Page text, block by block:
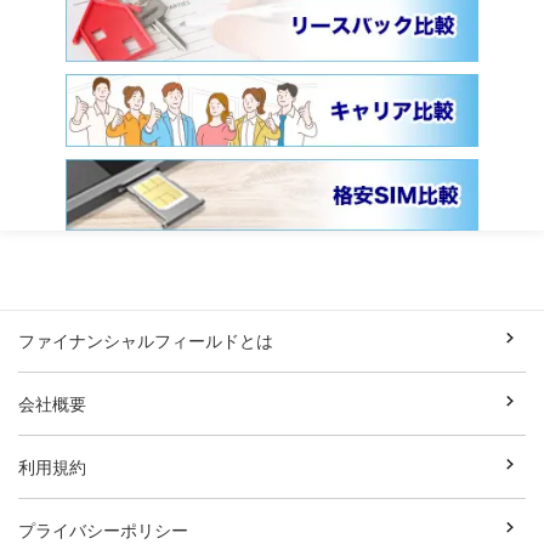
ファイナンシャルフィールドとは
会社概要
利用規約
プライバシーポリシー